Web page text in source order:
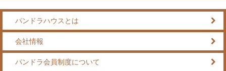
パンドラハウスとは
会社情報
パンドラ会員制度について